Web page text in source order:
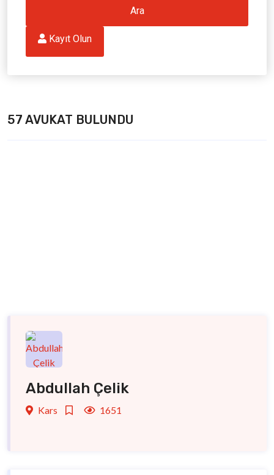
Ara
Kayıt Olun
57 AVUKAT BULUNDU
Abdullah Çelik
Kars 1651